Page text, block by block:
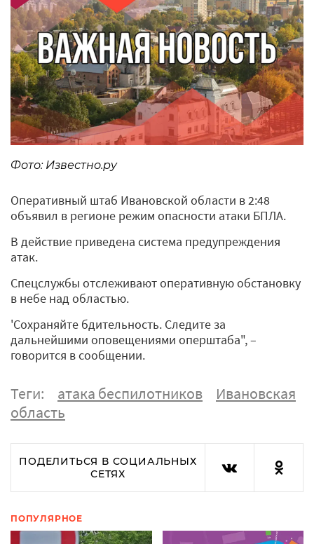
Фото: Известно.ру
Оперативный штаб Ивановской области в 2:48
объявил в регионе режим опасности атаки БПЛА.
В действие приведена система предупреждения
атак.
Спецслужбы отслеживают оперативную обстановку
в небе над областью.
'Сохраняйте бдительность. Следите за
дальнейшими оповещениями оперштаба", –
говорится в сообщении.
Теги: атака беспилотников
Ивановская
область
ПОДЕЛИТЬСЯ В СОЦИАЛЬНЫХ
СЕТЯХ
ПОПУЛЯРНОЕ